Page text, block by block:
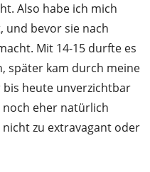
Also habe ich mich
und bevor sie nach
Mit 14-15 durfte es
später kam durch meine
bis heute unverzichtbar
eher natürlich
zu extravagant oder